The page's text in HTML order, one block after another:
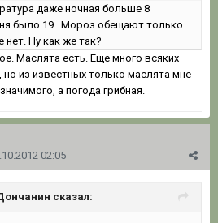
даже ночная больше 8
было 19 . Мороз обещают только
нет. Ну как же так?
Маслята есть. Еще много всяких
но из известных только маслята мне
а погода грибная.
02:05
сказал: